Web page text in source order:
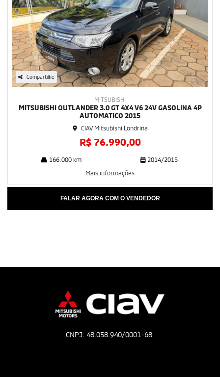
Compartilhe
MITSUBISHI
MITSUBISHI OUTLANDER 3.0 GT 4X4 V6 24V GASOLINA 4P
AUTOMATICO 2015
CIAV Mitsubishi Londrina
R$ 76.990,00
166.000 km
2014/2015
Mais informações
FALAR AGORA COM O VENDEDOR
CNPJ: 48.058.940/0001-68